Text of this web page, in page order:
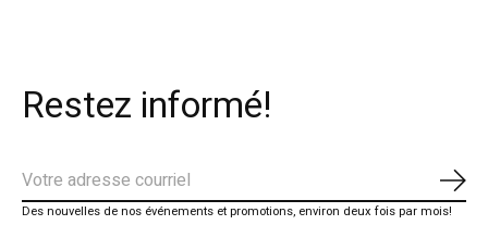
Restez informé!
Des nouvelles de nos événements et promotions, environ deux fois par mois!